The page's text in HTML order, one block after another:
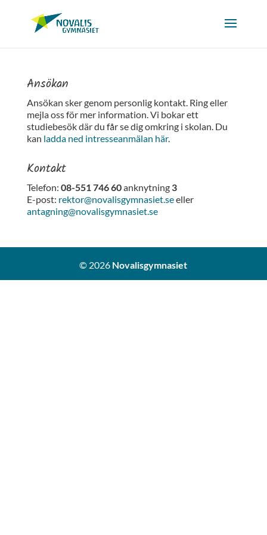
Ansökan
Ansökan sker genom personlig kontakt. Ring eller
mejla oss för mer information. Vi bokar ett
studiebesök där du får se dig omkring i skolan. Du
kan ladda ned intresseanmälan här.
Kontakt
Telefon: 08-551 746 60anknytning3
E-post: rektor@novalisgymnasiet.seeller
antagning@novalisgymnasiet.se
© 2026 Novalisgymnasiet